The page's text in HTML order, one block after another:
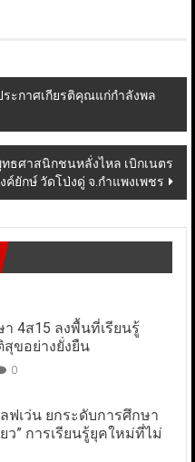
ะกาศเกียรติคุณแก่กำลังพล
ธศาสนิกชนหลั่งไหล เบิกเนตร
ค์ยักษ์ วัดโป่งดู่ จ.กำแพงเพชร
4ส15 ลงพื้นที่เรียนรู้
ขอย่างยั่งยืน
0
ฟเว่น ยกระดับการศึกษา
ว” การเรียนรู้ยุคใหม่ที่ไม่